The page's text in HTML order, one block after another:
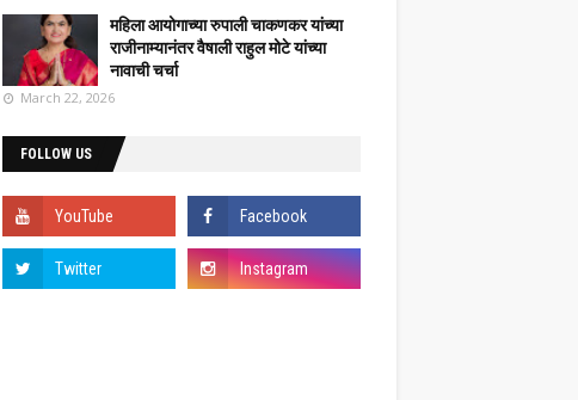
महिला आयोगाच्या रुपाली चाकणकर यांच्या
राजीनाम्यानंतर वैषाली राहुल मोटे यांच्या
नावाची चर्चा
March 22, 2026
FOLLOW US